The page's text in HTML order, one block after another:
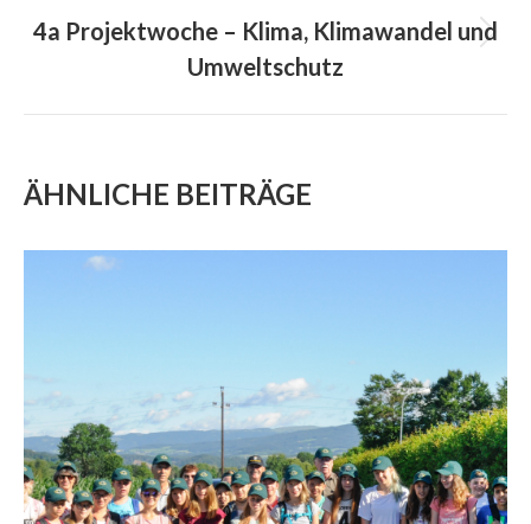
Next
project:
4a Projektwoche – Klima, Klimawandel und
Umweltschutz
ÄHNLICHE BEITRÄGE